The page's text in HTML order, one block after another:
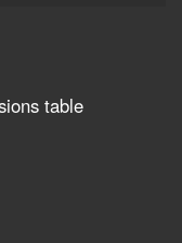
table